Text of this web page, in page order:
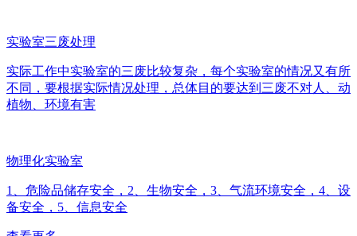
实验室三废处理
实际工作中实验室的三废比较复杂，每个实验室的情况又有所
不同，要根据实际情况处理，总体目的要达到三废不对人、动
植物、环境有害
物理化实验室
1、危险品储存安全，2、生物安全，3、气流环境安全，4、设
备安全，5、信息安全